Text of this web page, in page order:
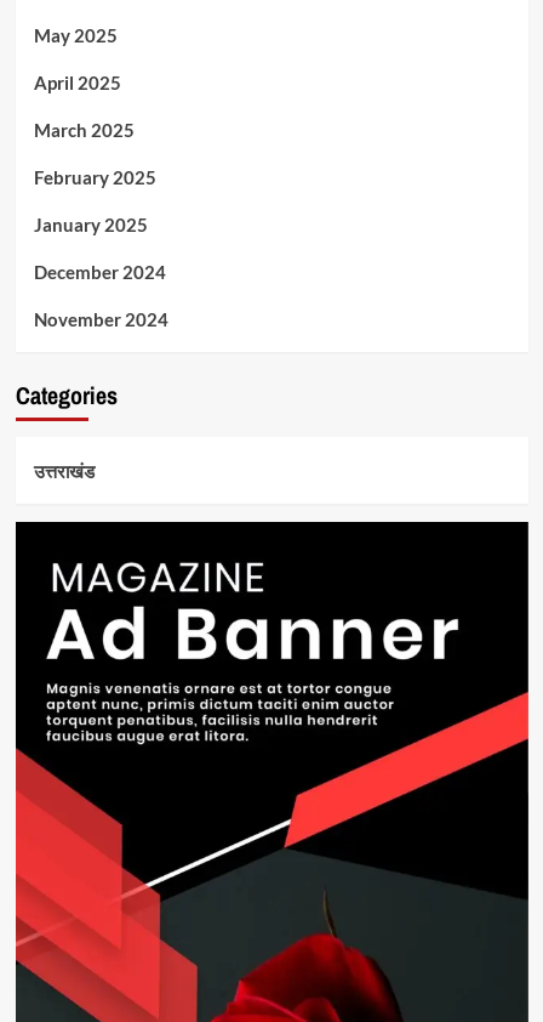
May 2025
April 2025
March 2025
February 2025
January 2025
December 2024
November 2024
Categories
उत्तराखंड